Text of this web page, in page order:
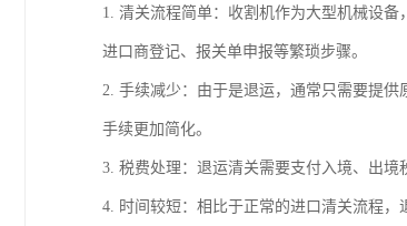
1. 清关流程简单：收割机作为大型机械设
进口商登记、报关单申报等繁琐步骤。
2. 手续减少：由于是退运，通常只需要提
手续更加简化。
3. 税费处理：退运清关需要支付入境、出境
4. 时间较短：相比于正常的进口清关流程，